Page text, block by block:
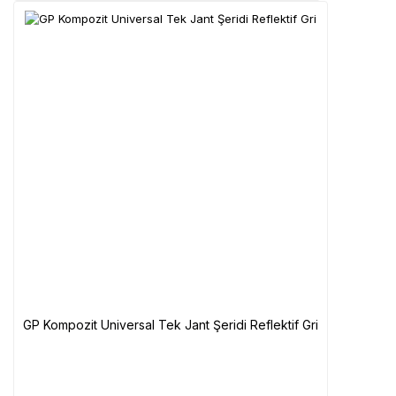
GP Kompozit Universal Tek Jant Şeridi Reflektif Gri